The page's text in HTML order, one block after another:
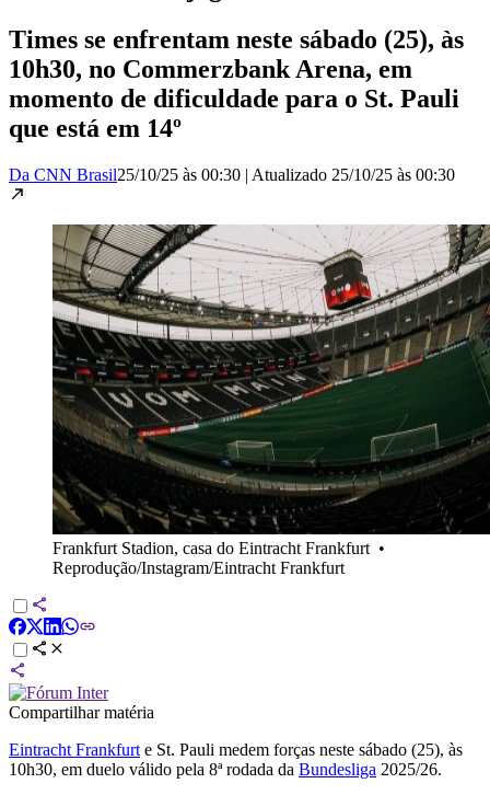
Times se enfrentam neste sábado (25), às
10h30, no Commerzbank Arena, em
momento de dificuldade para o St. Pauli
que está em 14º
Da CNN Brasil25/10/25 às 00:30 | Atualizado 25/10/25 às 00:30
Frankfurt Stadion, casa do Eintracht Frankfurt •
Reprodução/Instagram/Eintracht Frankfurt
Compartilhar matéria
Eintracht Frankfurt e St. Pauli medem forças neste sábado (25), às
10h30, em duelo válido pela 8ª rodada da Bundesliga 2025/26.